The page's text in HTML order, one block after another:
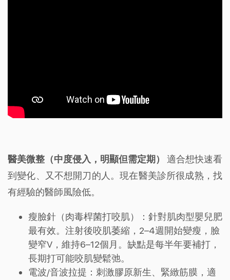
醫美微整（中度侵入，明顯但需定期）
適合想快速看
到變化、又不想開刀的人。現在醫美診所很成熟，找
有經驗的醫師風險低。
瘦臉針（肉毒桿菌打咬肌）：針對肌肉型嬰兒肥
最有效。注射後咬肌萎縮，2–4週開始變瘦，臉
變窄V，維持6–12個月。缺點是每半年要補打，
長期打可能咬肌變鬆弛。
電波/音波拉提：刺激膠原新生、緊緻筋膜，適